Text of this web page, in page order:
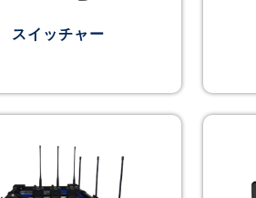
スイッチャー